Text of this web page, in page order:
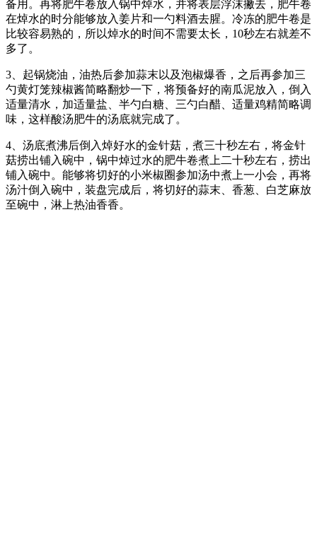
备用。再将肥牛卷放入锅中焯水，并将表层浮沫撇去，肥牛卷
在焯水的时分能够放入姜片和一勺料酒去腥。冷冻的肥牛卷是
比较容易熟的，所以焯水的时间不需要太长，10秒左右就差不
多了。
3、起锅烧油，油热后参加蒜末以及泡椒爆香，之后再参加三
勺黄灯笼辣椒酱简略翻炒一下，将预备好的南瓜泥放入，倒入
适量清水，加适量盐、半勺白糖、三勺白醋、适量鸡精简略调
味，这样酸汤肥牛的汤底就完成了。
4、汤底煮沸后倒入焯好水的金针菇，煮三十秒左右，将金针
菇捞出铺入碗中，锅中焯过水的肥牛卷煮上二十秒左右，捞出
铺入碗中。能够将切好的小米椒圈参加汤中煮上一小会，再将
汤汁倒入碗中，装盘完成后，将切好的蒜末、香葱、白芝麻放
至碗中，淋上热油香香。